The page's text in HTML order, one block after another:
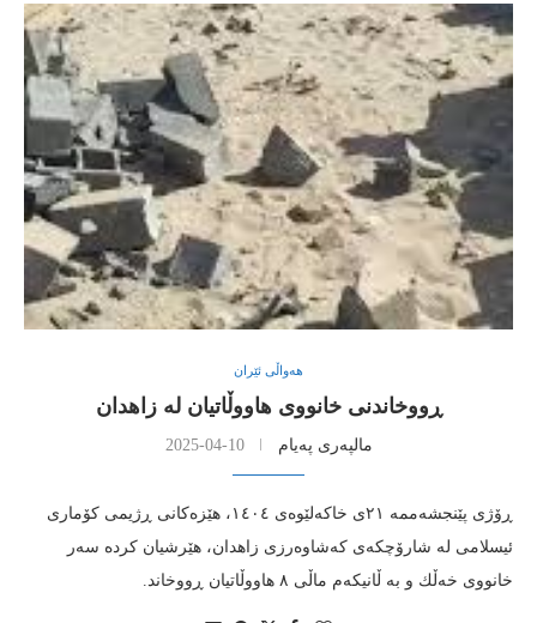
هەواڵی ئێران
ڕووخاندنی خانووی هاووڵاتیان له‌ زاهدان
مالپەری پەیام 2025-04-10
ڕۆژی پێنجشه‌ممه‌ ٢١ی خاكه‌لێوه‌ی ١٤٠٤، هێزه‌كانی ڕژیمی كۆماری
ئیسلامی له‌ شارۆچكه‌ی كه‌شاوه‌رزی زاهدان، هێرشیان كرده‌ سه‌ر
خانووی خه‌ڵك و به‌ ڵانیكه‌م ماڵی ٨ هاووڵاتیان ڕووخاند.